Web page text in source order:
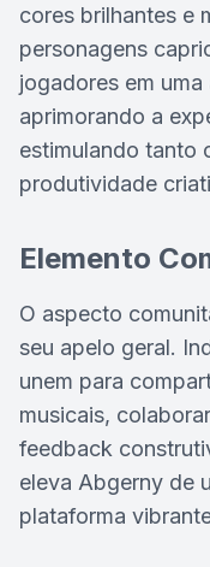
cores brilhantes e
personagens
jogadores em
aprimorando a
estimulando tanto
produtividade
Elemento
O aspecto
seu apelo geral.
unem para
musicais,
feedback
eleva Abgerny de
plataforma